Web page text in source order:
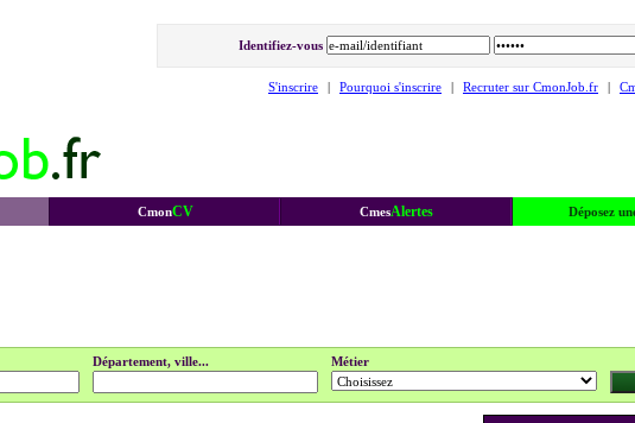
Identifiez-vous
S'inscrire | Pourquoi s'inscrire | Recruter sur CmonJob.fr |
CmonCV CmesAlertes Déposez
Département, ville... Métier